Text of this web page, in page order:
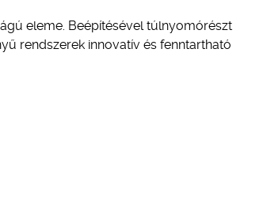
eleme. Beépítésével túlnyomórészt
rendszerek innovatív és fenntartható